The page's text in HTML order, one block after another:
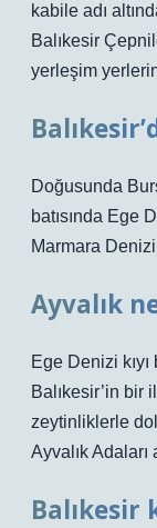
kabile adı
Balıkesir
yerleşim
Doğusunda
batısında Ege
Marmara
Ayvalık
Ege Denizi
Balıkesir’in bir
zeytinliklerle
Ayvalık Adaları
Balıkesir